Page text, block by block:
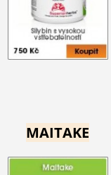
MAITAKE